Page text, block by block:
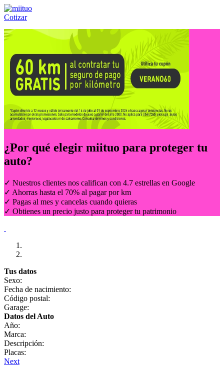
Cotizar
Llámanos al:(55) 84-21-05-00 ó
¿Por qué elegir miituo para proteger tu
auto?
✓ Nuestros clientes nos califican con 4.7 estrellas en Google
✓ Ahorras hasta el 70% al pagar por km
✓ Pagas al mes y cancelas cuando quieras
✓ Obtienes un precio justo para proteger tu patrimonio
Tus datos
Sexo:
Fecha de nacimiento:
Código postal:
Garage:
Datos del Auto
Año:
Marca:
Descripción:
Placas:
Next